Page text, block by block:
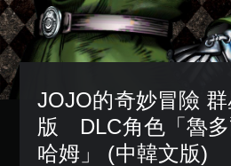
JOJO的奇妙冒險
版　DLC角色「魯
哈姆」 (中韓文版)